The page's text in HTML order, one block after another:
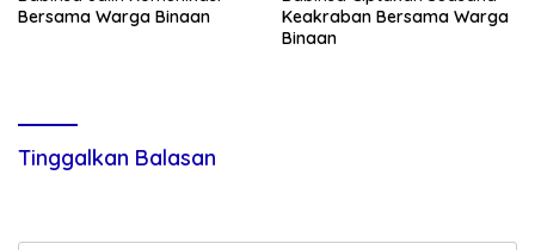
Bersama Warga Binaan
Keakraban Bersama Warga
Binaan
Tinggalkan Balasan